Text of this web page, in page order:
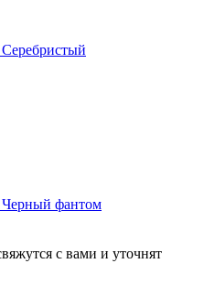
Черный фантом
с вами и уточнят